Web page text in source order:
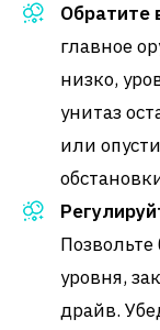
Обратите
главное
низко,
унитаз
или
Позвольте
уровня,
драйв.